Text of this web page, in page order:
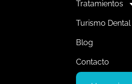
Tratamientos
Turismo Dental
Blog
Contacto